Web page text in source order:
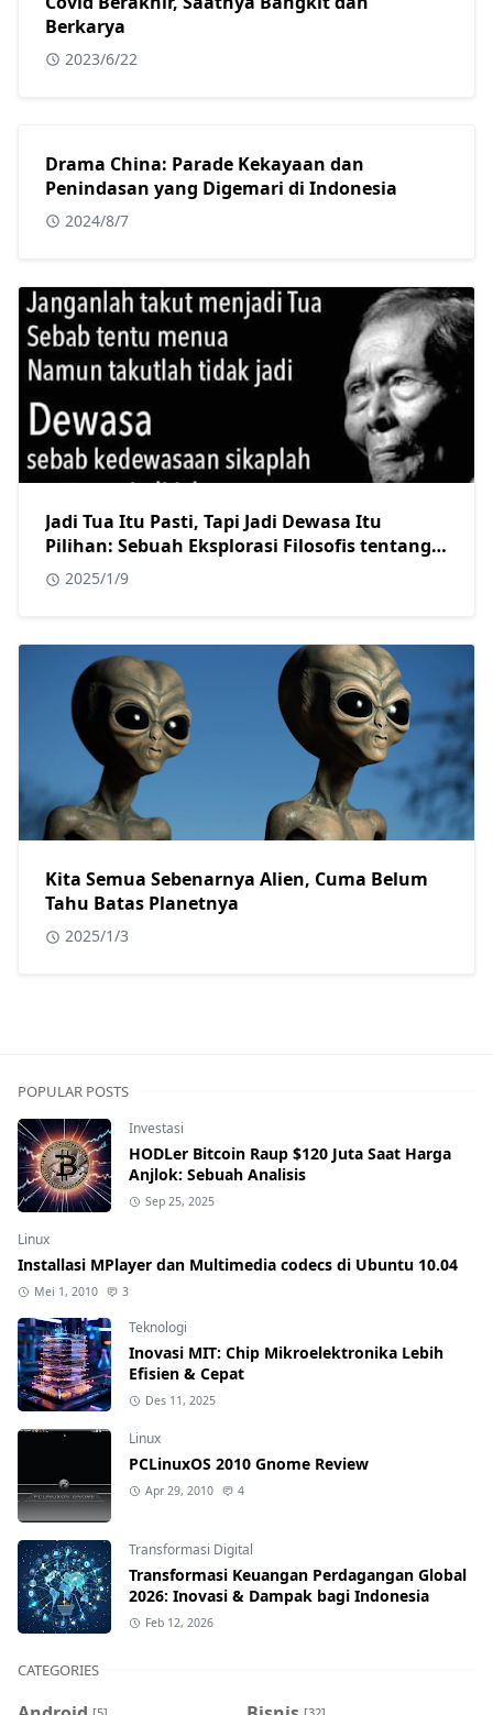
Berkarya
2023/6/22
Drama China: Parade Kekayaan dan
Penindasan yang Digemari di Indonesia
2024/8/7
Jadi Tua Itu Pasti, Tapi Jadi Dewasa Itu
Pilihan: Sebuah Eksplorasi Filosofis tentang
Penuaan dan Kematangan Emosional
2025/1/9
Kita Semua Sebenarnya Alien, Cuma Belum
Tahu Batas Planetnya
2025/1/3
POPULAR POSTS
Investasi
HODLer Bitcoin Raup $120 Juta Saat Harga
Anjlok: Sebuah Analisis
Sep 25, 2025
Linux
Installasi MPlayer dan Multimedia codecs di Ubuntu 10.04
Mei 1, 2010 3
Teknologi
Inovasi MIT: Chip Mikroelektronika Lebih
Efisien & Cepat
Des 11, 2025
Linux
PCLinuxOS 2010 Gnome Review
Apr 29, 2010 4
Transformasi Digital
Transformasi Keuangan Perdagangan Global
2026: Inovasi & Dampak bagi Indonesia
Feb 12, 2026
CATEGORIES